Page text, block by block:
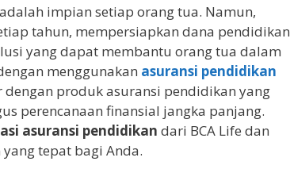
impian setiap orang tua. Namun,
tahun, mempersiapkan dana pendidikan
yang dapat membantu orang tua dalam
menggunakan asuransi pendidikan
dengan produk asuransi pendidikan yang
perencanaan finansial jangka panjang.
asuransi pendidikan dari BCA Life dan
tepat bagi Anda.